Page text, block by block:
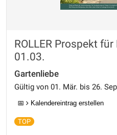
ROLLER Prospekt
01.03.
Gartenliebe
Gültig von 01. Mär. bis 26.
📅 Kalendereintrag erstellen